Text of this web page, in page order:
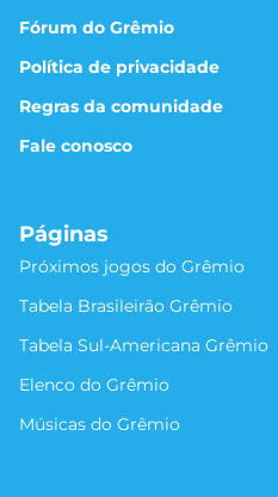
Fórum do Grêmio
Política de privacidade
Regras da comunidade
Fale conosco
Páginas
Próximos jogos do Grêmio
Tabela Brasileirão Grêmio
Tabela Sul-Americana Grêmio
Elenco do Grêmio
Músicas do Grêmio